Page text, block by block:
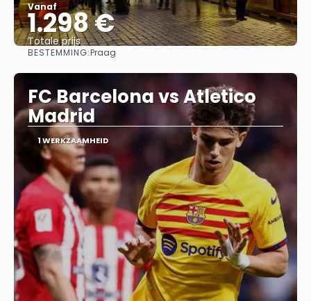
Vanaf
1.298 €
Totale prijs
BESTEMMING:Praag
FC Barcelona vs Atletico
Madrid
1 WERKZAAMHEID